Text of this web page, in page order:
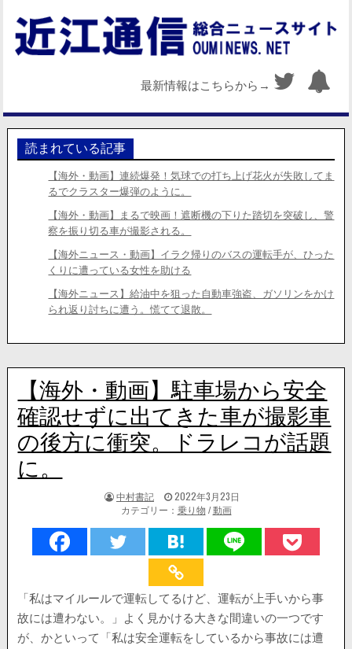
最新情報はこちらから→
読まれている記事
【海外・動画】連続爆発！気球での打ち上げ花火が失敗してま
るでクラスター爆弾のように。
【海外・動画】まるで映画！遮断機の下りた踏切を突破し、警
察を振り切る車が撮影される。
【海外ニュース・動画】イラク帰りのバスの運転手が、ひった
くりに遭っている女性を助ける
【海外ニュース】給油中を狙った自動車強盗、ガソリンをかけ
られ返り討ちに遭う。慌てて退散。
【海外・動画】駐車場から安全
確認せずに出てきた車が撮影車
の後方に衝突。ドラレコが話題
に。
著
者:
中村書記
掲
載
日：
2022年3月23日
カテゴリー： 乗り物 /動画
「私はマイルールで運転してるけど、運転が上手いから事
故には遭わない。」よく見かける大きな間違いの一つです
が、かといって「私は安全運転をしているから事故には遭